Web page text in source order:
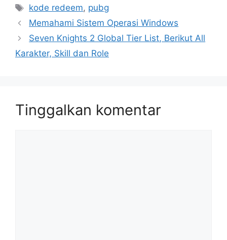
Tag
kode redeem, pubg
Memahami Sistem Operasi Windows
Seven Knights 2 Global Tier List, Berikut All
Karakter, Skill dan Role
Tinggalkan komentar